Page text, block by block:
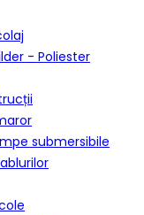
- Poliester
submersibile